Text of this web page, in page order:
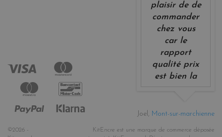
plaisir de de
commander
chez vous
car le
rapport
qualité prix
est bien la
Joel, Mont-sur-marchienne
©2026 -
KitEncre est une marque de commerce déposée